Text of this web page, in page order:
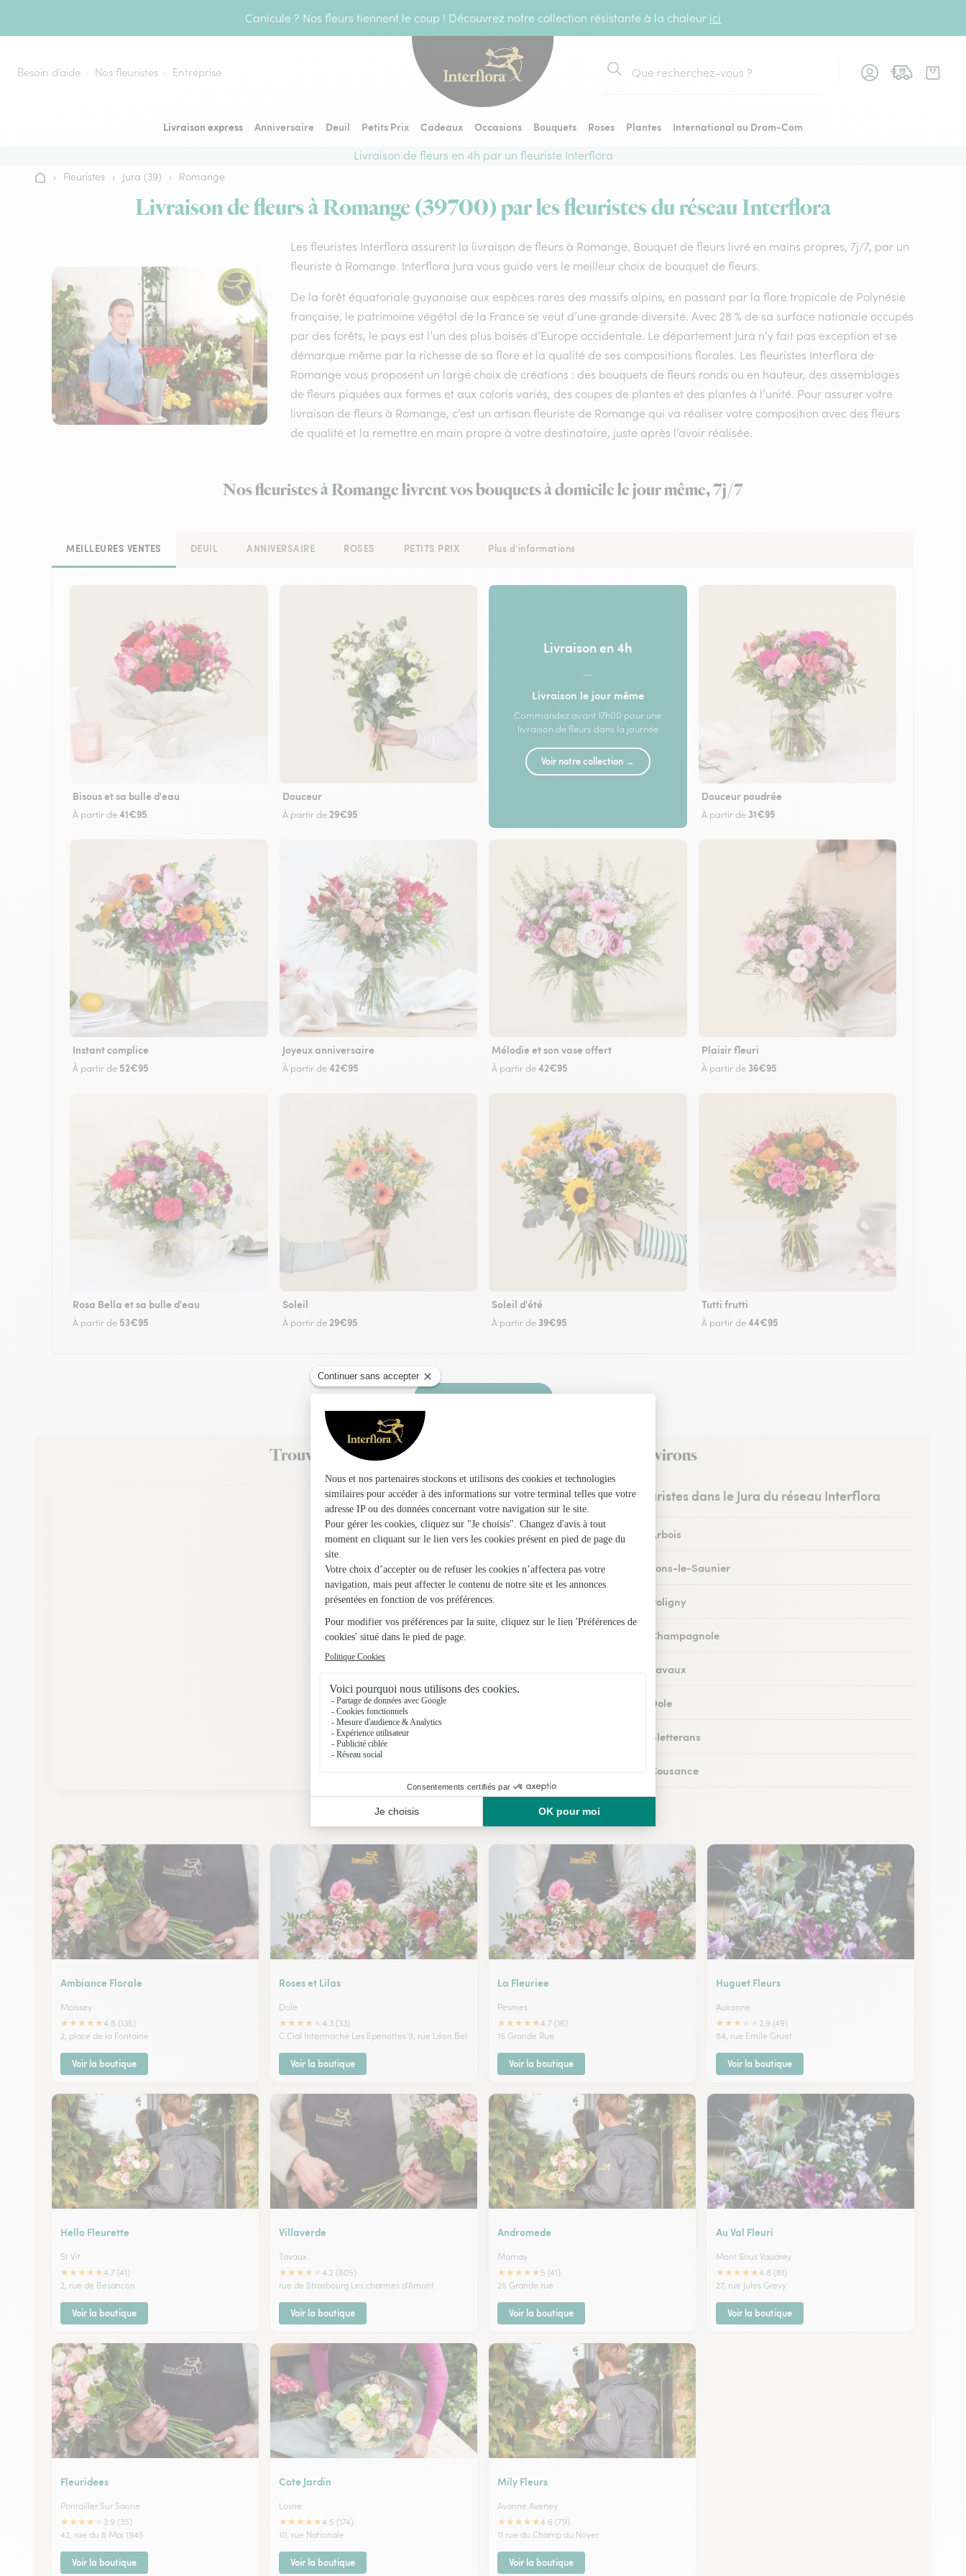
Canicule ? Nos fleurs tiennent le coup ! Découvrez notre collection résistante à la chaleur ici
Besoin d’aide Nos fleuristes Entreprise
Rechercher
Livraison express Anniversaire Deuil Petits Prix Cadeaux Occasions Bouquets Roses Plantes
International ou Drom-Com
Livraison de fleurs en 4h par un fleuriste Interflora
Accueil
› Fleuristes › Jura (39) › Romange
Livraison de fleurs à Romange (39700) par les fleuristes du réseau Interflora
Les fleuristes Interflora assurent la livraison de fleurs à Romange. Bouquet de fleurs livré en mains propres, 7j/7, par un
fleuriste à Romange. Interflora Jura vous guide vers le meilleur choix de bouquet de fleurs.
De la forêt équatoriale guyanaise aux espèces rares des massifs alpins, en passant par la flore tropicale de Polynésie
française, le patrimoine végétal de la France se veut d’une grande diversité. Avec 28 % de sa surface nationale occupés
par des forêts, le pays est l’un des plus boisés d’Europe occidentale. Le département Jura n’y fait pas exception et se
démarque même par la richesse de sa flore et la qualité de ses compositions florales. Les fleuristes Interflora de
Romange vous proposent un large choix de créations : des bouquets de fleurs ronds ou en hauteur, des assemblages
de fleurs piquées aux formes et aux coloris variés, des coupes de plantes et des plantes à l’unité. Pour assurer votre
livraison de fleurs à Romange, c’est un artisan fleuriste de Romange qui va réaliser votre composition avec des fleurs
de qualité et la remettre en main propre à votre destinataire, juste après l’avoir réalisée.
Nos fleuristes à Romange livrent vos bouquets à domicile le jour même, 7j/7
MEILLEURES VENTES DEUIL ANNIVERSAIRE ROSES PETITS PRIX Plus d'informations
Bisous et sa bulle d'eau
À partir de41€95
Douceur
À partir de 29€95
Livraison en 4h
—
Livraison le jour même
Commandez avant 17h00 pour une
livraison de fleurs dans la journée
Voir notre collection →
Douceur poudrée
À partir de 31€95
Instant complice
À partir de 52€95
Joyeux anniversaire
À partir de42€95
Mélodie et son vase offert
À partir de42€95
Plaisir fleuri
À partir de 36€95
Rosa Bella et sa bulle d'eau
À partir de 53€95
Soleil
À partir de 29€95
Soleil d'été
À partir de 39€95
Tutti frutti
À partir de44€95
Faire livrer des fleurs
Trouvez un fleuriste Interflora à Romange et dans ses environs
Les fleuristes dans le Jura du réseau Interflora
Fleuristes à Arbois
Fleuristes à Lons-le-Saunier
Fleuristes à Poligny
Fleuristes à Champagnole
Fleuristes à Tavaux
Fleuristes à Dole
Fleuristes à Bletterans
Fleuristes à Cousance
Nos fleuristes à Romange
Ambiance Florale
Moissey
★★★★★4.8 (135)
2, place de la Fontaine
Voir la boutique
Roses et Lilas
Dole
★★★★
4.3 (33)
C.Cial Intermaché Les Epenottes 9, rue Léon Bel
Voir la boutique
La Fleuriee
Pesmes
★★★★★4.7 (16)
16 Grande Rue
Voir la boutique
Huguet Fleurs
Auxonne
★★★
2.9 (49)
84, rue Emile Gruet
Voir la boutique
Hello Fleurette
St Vit
★★★★★4.7 (41)
2, rue de Besancon
Voir la boutique
Villaverde
Tavaux
★★★★
4.2 (805)
rue de Strasbourg Les charmes d'Amont
Voir la boutique
Andromede
Marnay
★★★★★ 5 (41)
25 Grande rue
Voir la boutique
Au Val Fleuri
Mont Sous Vaudrey
★★★★★4.8 (81)
27, rue Jules Grevy
Voir la boutique
Fleuridees
Pontailler Sur Saone
★★★★
3.9 (35)
42, rue du 8 Mai 1945
Voir la boutique
Cote Jardin
Losne
★★★★★4.5 (174)
10, rue Nationale
Voir la boutique
Mily Fleurs
Avanne Aveney
★★★★★4.6 (79)
11 rue du Champ du Noyer
Voir la boutique